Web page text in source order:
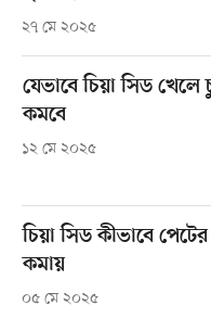
২৭ মে ২০২৫
যেভাবে চিয়া সিড
কমবে
১২ মে ২০২৫
চিয়া সিড কীভাবে
কমায়
০৫ মে ২০২৫